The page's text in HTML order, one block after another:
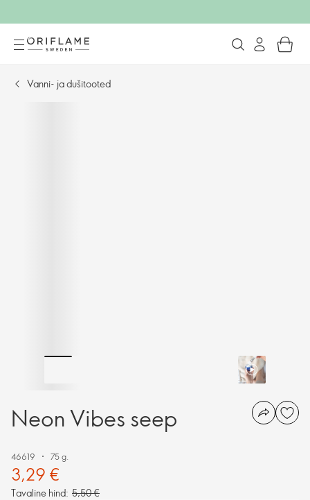
Vanni- ja dušitooted
Neon Vibes seep
46619 75 g.
3,29 €
Tavaline hind: 5,50 €